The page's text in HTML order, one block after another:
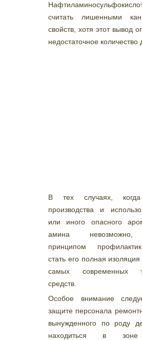
считать лишенными
свойств, хотя этот вывод
недостаточное количество
В тех случаях, когда
производства и
или иного опасного
амина невозможно,
принципом
стать его полная
самых современных
средств.
Особое внимание
защите персонала
вынужденного по роду
находиться в зоне